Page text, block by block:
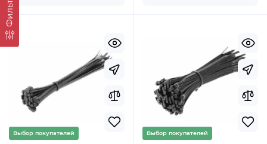
Фильтр
Выбор покупателей Выбор покупателей